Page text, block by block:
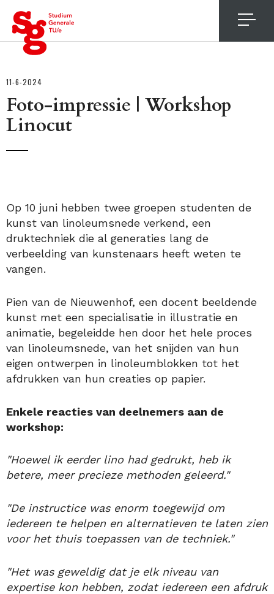
11-6-2024
Foto-impressie | Workshop
Linocut
Op 10 juni hebben twee groepen studenten de
kunst van linoleumsnede verkend, een
druktechniek die al generaties lang de
verbeelding van kunstenaars heeft weten te
vangen.
Pien van de Nieuwenhof, een docent beeldende
kunst met een specialisatie in illustratie en
animatie, begeleidde hen door het hele proces
van linoleumsnede, van het snijden van hun
eigen ontwerpen in linoleumblokken tot het
afdrukken van hun creaties op papier.
Enkele reacties van deelnemers aan de
workshop:
"Hoewel ik eerder lino had gedrukt, heb ik
betere, meer precieze methoden geleerd."
"De instructice was enorm toegewijd om
iedereen te helpen en alternatieven te laten zien
voor het thuis toepassen van de techniek."
"Het was geweldig dat je elk niveau van
expertise kon hebben, zodat iedereen een afdruk